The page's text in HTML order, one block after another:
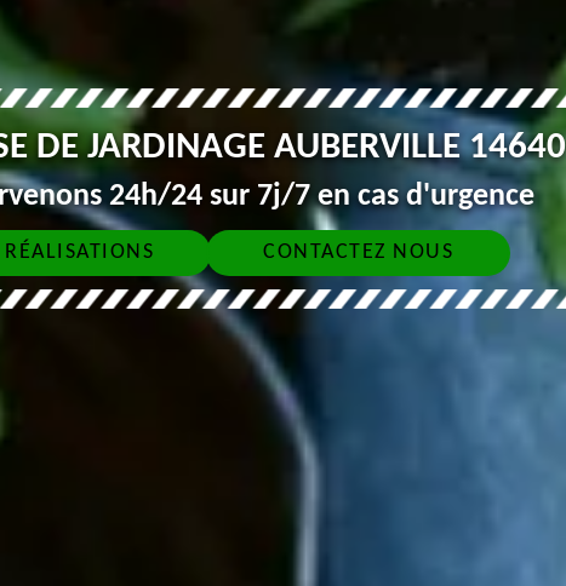
DE JARDINAGE AUBERVILLE 14640
24h/24 sur 7j/7 en cas d'urgence
RÉALISATIONS CONTACTEZ NOUS